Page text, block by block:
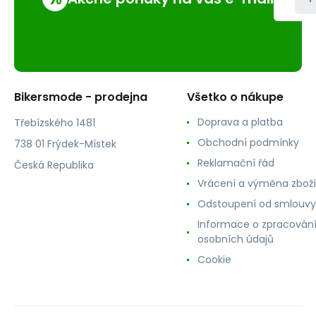
Bikersmode - prodejna
Třebízského 1481
738 01 Frýdek-Místek
Česká Republika
Všetko o nákupe
Doprava a platba
Obchodní podmínky
Reklamační řád
Vrácení a výměna zboží
Odstoupení od smlouvy
Informace o zpracování
osobních údajů
Cookie